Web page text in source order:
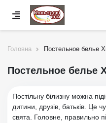
Головна Постельное белье
Постельное белье
Постільну білизну можна
дитини, друзів, батьків. Це
свята. Головне, правильно